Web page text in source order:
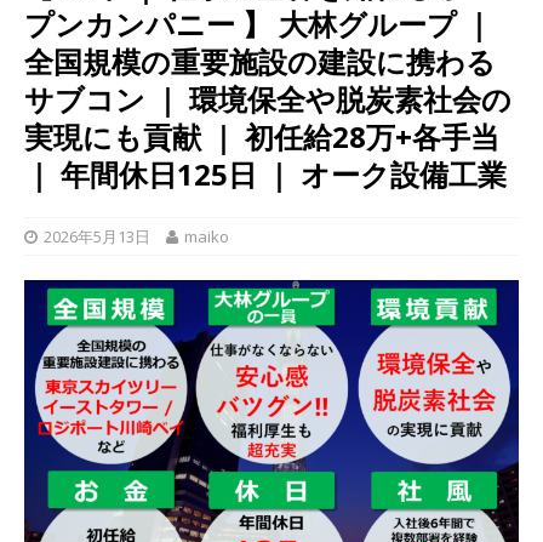
[ 2026年5月16日 ] 【 2028卒 】 今すぐ受けられ
る優良企業一覧（18社）
体育会積極採用企業
[ 2026年5月15日 ] 【 28卒 ｜ カプコンが体育会
学生を求めアスキヤリ限定イベント開催!! 】 世界
230以上の国・地域で愛される日本屈指のゲーム
体育会積極採用企業
[ 2026年5月15日 ] 【 28卒 ｜ 早期選考直結型の
インターン!! 】 M&A仲介業 ｜ 入社2年目の参考
年収1,631万円 ｜ 設立以降連続売上増 ｜ 土日祝
完全休み ｜ プライム上場 ｜ M&A総合研究所
体育会積極採用企業
プンカンパニー 】 大林グループ ｜
全国規模の重要施設の建設に携わる
サブコン ｜ 環境保全や脱炭素社会の
実現にも貢献 ｜ 初任給28万+各手当
｜ 年間休日125日 ｜ オーク設備工業
2026年5月13日 maiko